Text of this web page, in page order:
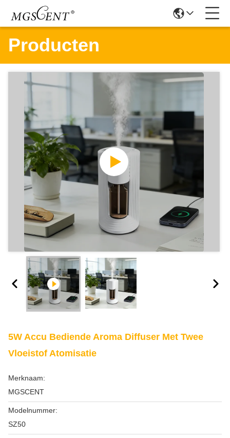
Producten
5W Accu Bediende Aroma Diffuser Met Twee
Vloeistof Atomisatie
Merknaam:
MGSCENT
Modelnummer:
SZ50